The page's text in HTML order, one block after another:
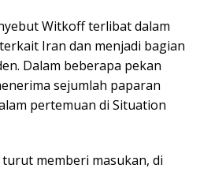
Witkoff terlibat dalam
Iran dan menjadi bagian
Dalam beberapa pekan
sejumlah paparan
pertemuan di Situation
memberi masukan, di